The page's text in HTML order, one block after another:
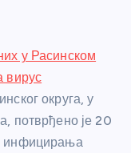
у Расинском
вирус
округа, у
потврђено је 20
инфицирања